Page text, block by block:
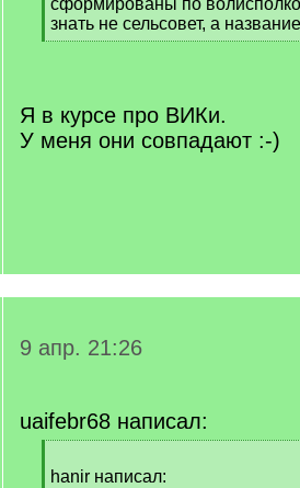
сформированы по
знать не сельсовет, а
[
Я в курсе про ВИКи.
У меня они совпадают :-)
9 апр. 21:26
uaifebr68 написал:
q
hanir написал: